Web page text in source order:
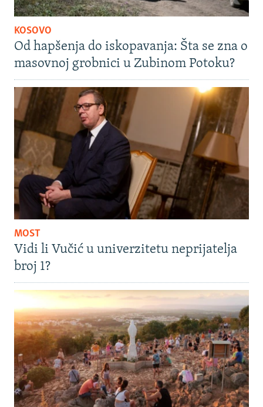
KOSOVO
Od hapšenja do iskopavanja: Šta se zna o
masovnoj grobnici u Zubinom Potoku?
MOST
Vidi li Vučić u univerzitetu neprijatelja
broj 1?